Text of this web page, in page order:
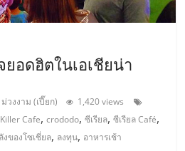
ยอดฮิตในเอเชียน่า
วงงาม (เปี๊ยก)
1,420 views
Cafe,crododo,ซีเรียล,ซีเรียล Café,
งของโซเชี่ยล, ลงทุน, อาหารเช้า